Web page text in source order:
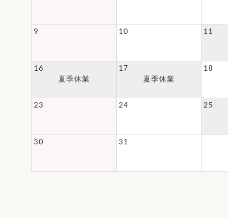
9 10
11
16
夏季休業
17
夏季休業
18
23 24
25
30 31